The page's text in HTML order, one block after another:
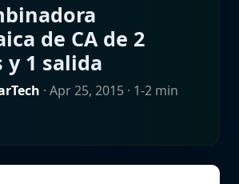
de CA de 2
y 1 salida
· Apr 25, 2015 · 1-2 min